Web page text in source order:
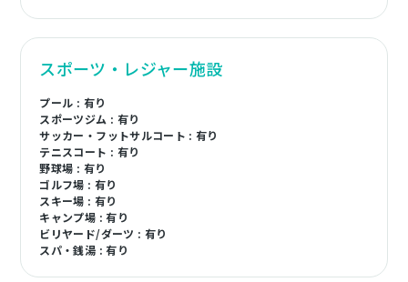
スポーツ・レジャー施設
プール : 有り
スポーツジム : 有り
サッカー・フットサルコート : 有り
テニスコート : 有り
野球場 : 有り
ゴルフ場 : 有り
スキー場 : 有り
キャンプ場 : 有り
ビリヤード/ダーツ : 有り
スパ・銭湯 : 有り